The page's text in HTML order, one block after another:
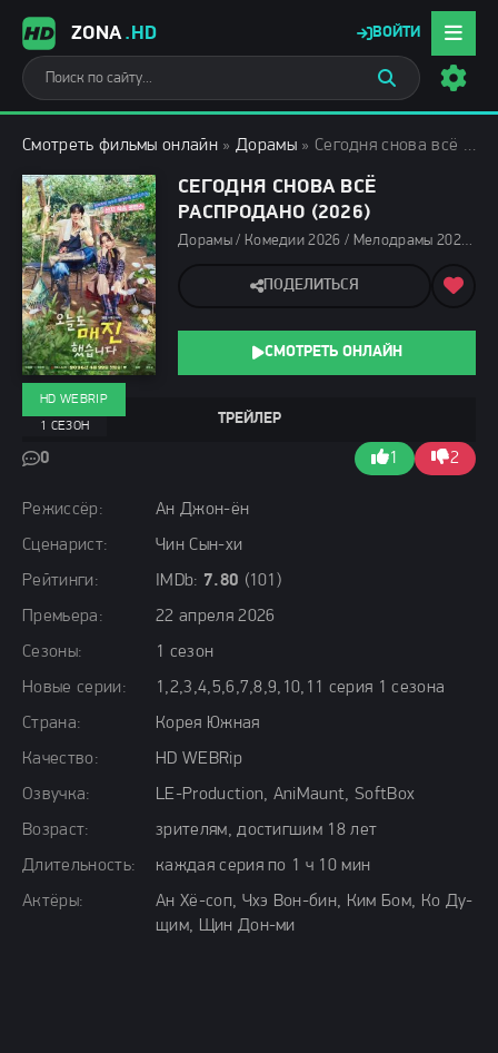
ZONA.HD ВОЙТИ
Смотреть фильмы онлайн »Дорамы» Сегодня снова всё распродано (2026)
СЕГОДНЯ СНОВА ВСЁ
РАСПРОДАНО (2026)
Дорамы / Комедии 2026 / Мелодрамы 2026 / Сериалы 2026 / Сериалы мая 2026 / Сериалы апреля 2026 / Новинки сериалов 2026 / Фильмы 2026 / Сериалы весны 2026 / Смотреть фильмы онлайн
Режиссёр:
Ан Джон-ён
Сценарист:
Чин Сын-хи
Рейтинги:
IMDb: 7.80 (101)
Премьера:
22 апреля 2026
Сезоны:
1 сезон
Новые серии:
1,2,3,4,5,6,7,8,9,10,11 серия 1 сезона
Страна:
Корея Южная
Качество:
HD WEBRip
Озвучка:
LE-Production, AniMaunt, SoftBox
Возраст:
зрителям, достигшим 18 лет
Длительность:
каждая серия по 1 ч 10 мин
Актёры:
Ан Хё-соп, Чхэ Вон-бин, Ким Бом, Ко Ду-
щим, Щин Дон-ми
ТРЕЙЛЕР
0 1 2
HD WEBRIP
1 СЕЗОН
ПОДЕЛИТЬСЯ
СМОТРЕТЬ ОНЛАЙН